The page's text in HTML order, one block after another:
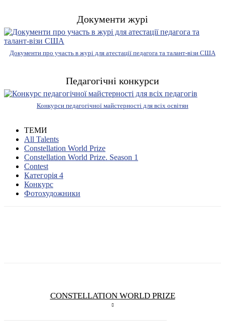
Документи журі
Документи про участь в журі для атестації педагога та талант-візи США
Педагогічні конкурси
Конкурси педагогічної майстерності для всіх освітян
ТЕМИ
All Talents
Constellation World Prize
Constellation World Prize. Season 1
Contest
Категорія 4
Конкурс
Фотохудожники
CONSTELLATION WORLD PRIZE